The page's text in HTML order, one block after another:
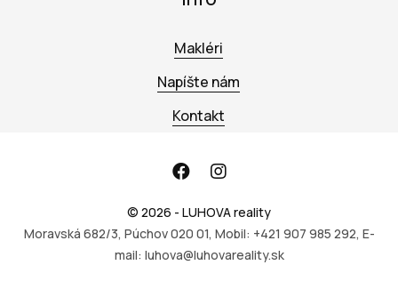
Makléri
Napíšte nám
Kontakt
© 2026 - LUHOVA reality
Moravská 682/3, Púchov 020 01, Mobil: +421 907 985 292, E-
mail: luhova@luhovareality.sk